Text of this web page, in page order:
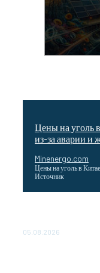
Цены на уголь
из-за аварии и
Minenergo.com
Цены на уголь в
Источник
05.08.2026